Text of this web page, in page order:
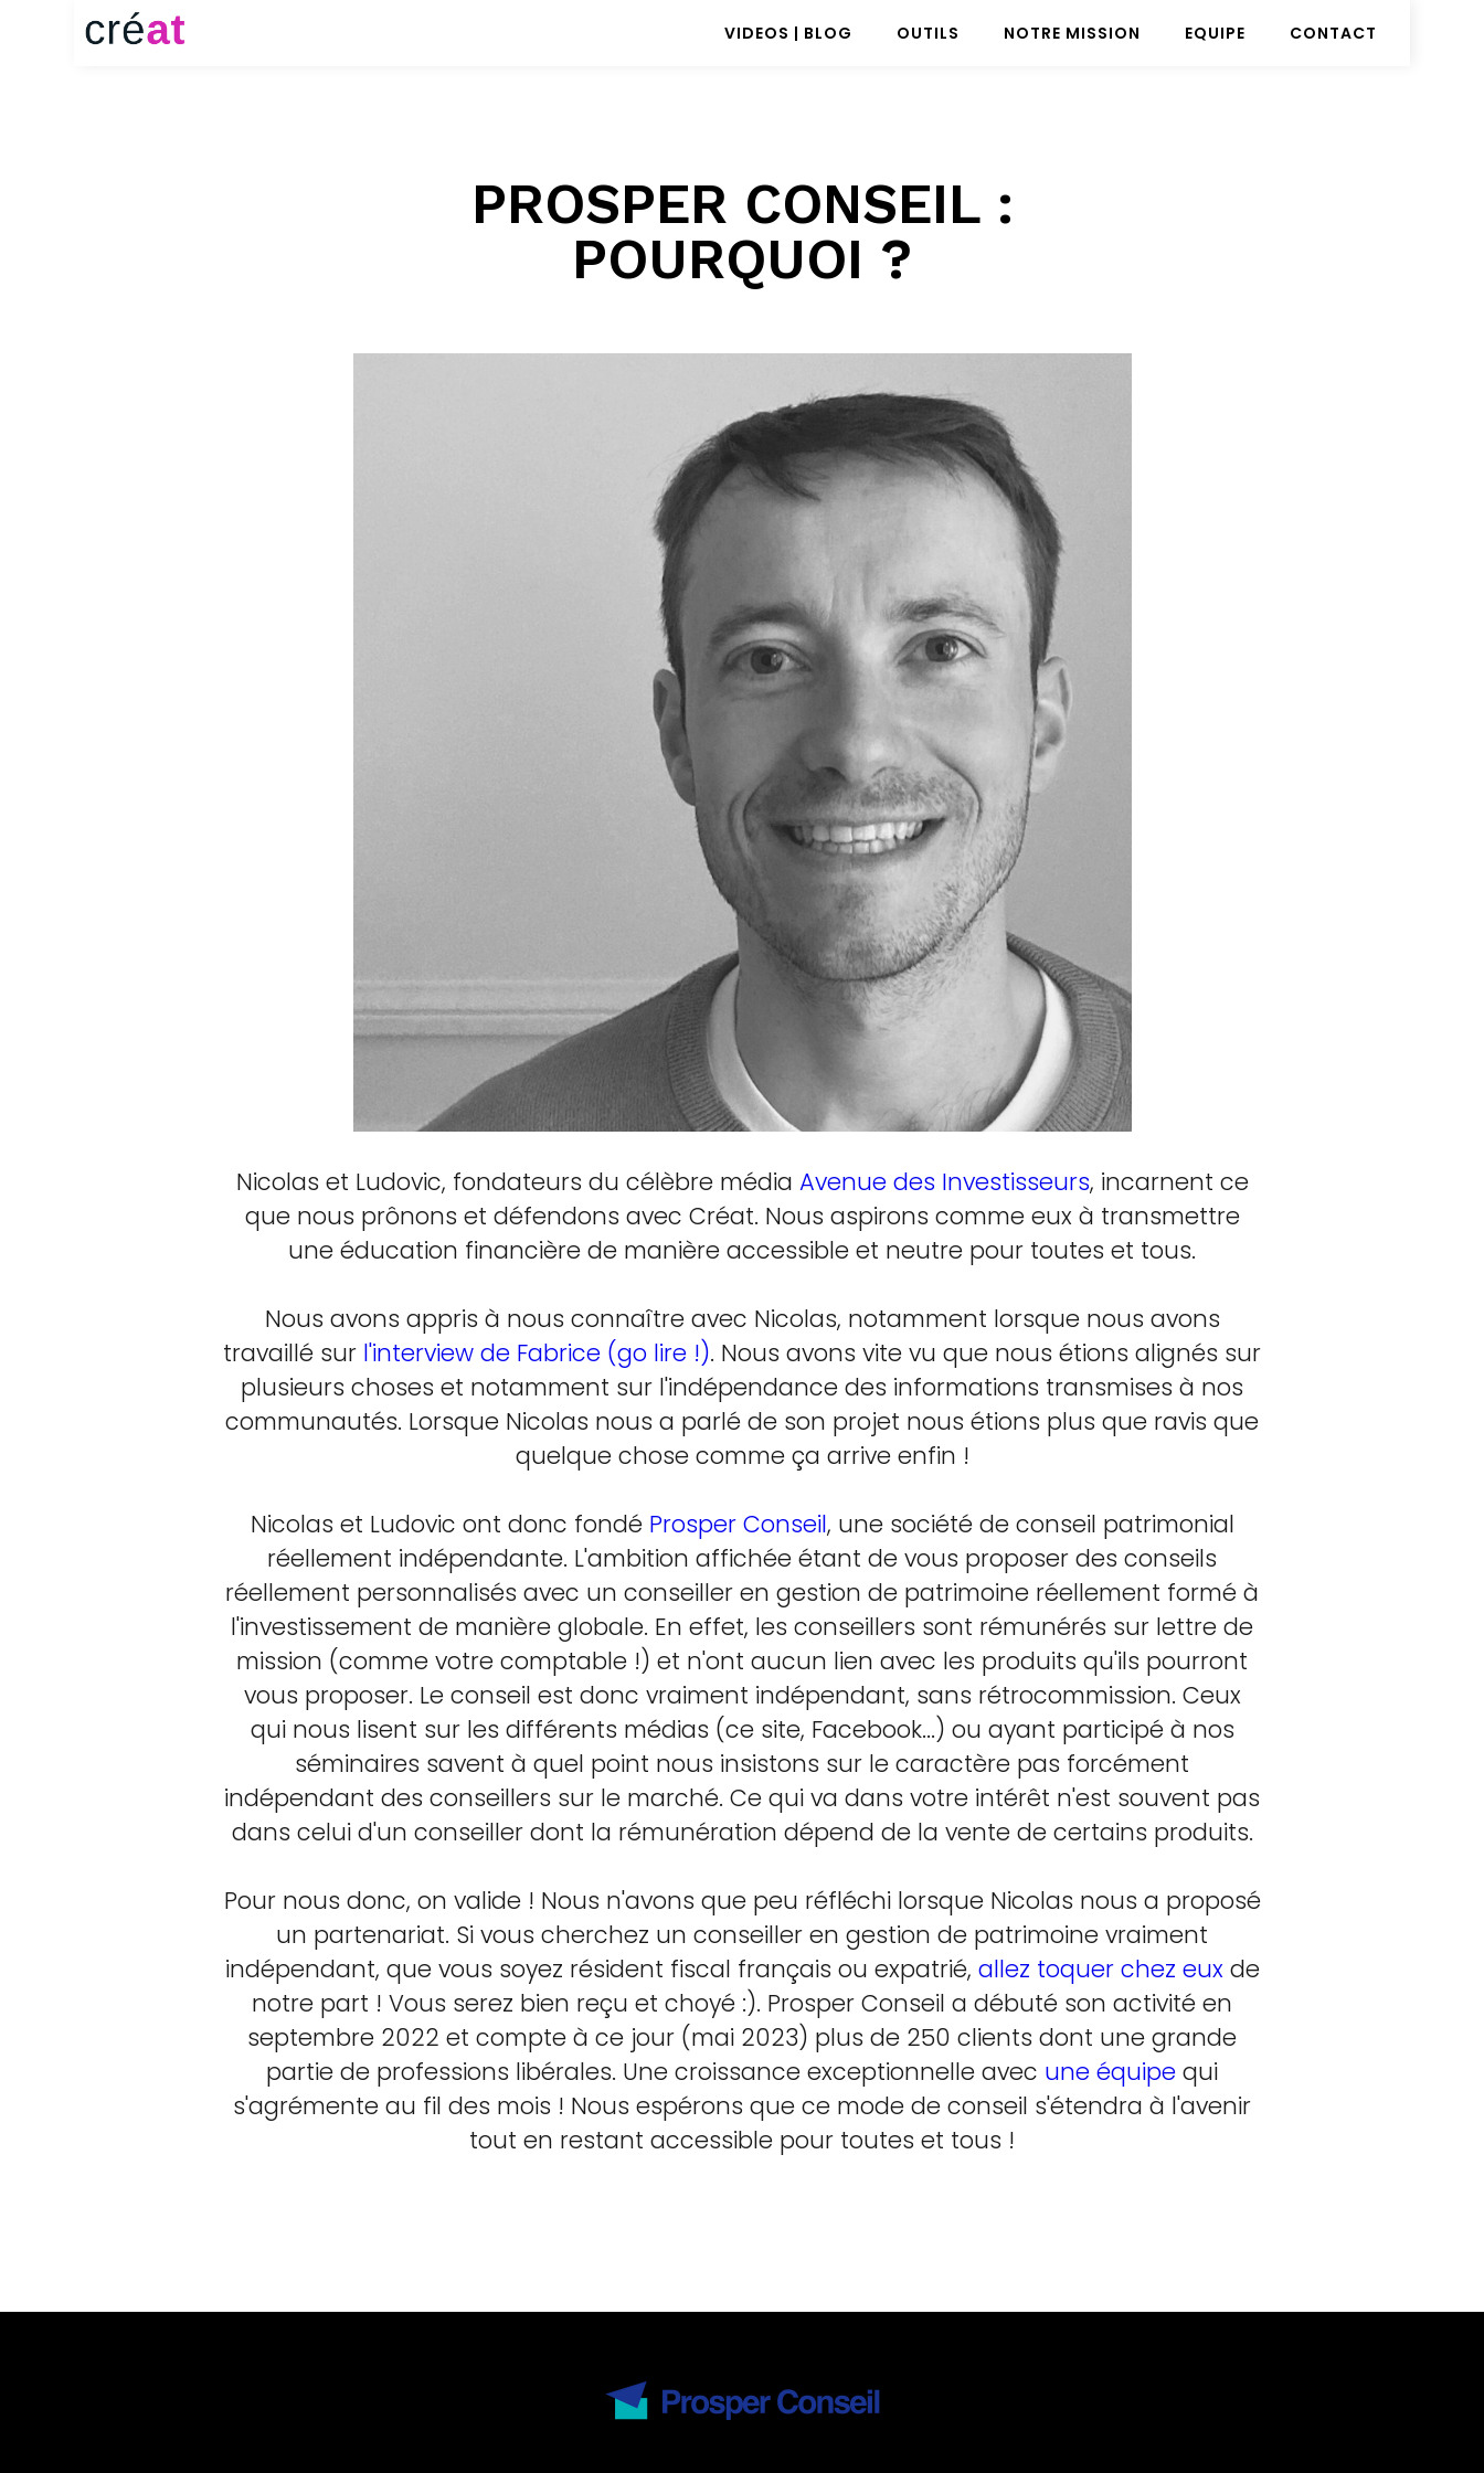
EQUIPE CONTACT
VIDEOS | BLOG OUTILS NOTRE MISSION
PROSPER CONSEIL :
POURQUOI ?
Nicolas et Ludovic, fondateurs du célèbre média Avenue des Investisseurs, incarnent ce
que nous prônons et défendons avec Créat. Nous aspirons comme eux à transmettre
une éducation financière de manière accessible et neutre pour toutes et tous.
Nous avons appris à nous connaître avec Nicolas, notamment lorsque nous avons
travaillé sur l'interview de Fabrice (go lire !). Nous avons vite vu que nous étions alignés sur
plusieurs choses et notamment sur l'indépendance des informations transmises à nos
communautés. Lorsque Nicolas nous a parlé de son projet nous étions plus que ravis que
quelque chose comme ça arrive enfin !
Nicolas et Ludovic ont donc fondé Prosper Conseil, une société de conseil patrimonial
réellement indépendante. L'ambition affichée étant de vous proposer des conseils
réellement personnalisés avec un conseiller en gestion de patrimoine réellement formé à
l'investissement de manière globale. En effet, les conseillers sont rémunérés sur lettre de
mission (comme votre comptable !) et n'ont aucun lien avec les produits qu'ils pourront
vous proposer. Le conseil est donc vraiment indépendant, sans rétrocommission. Ceux
qui nous lisent sur les différents médias (ce site, Facebook...) ou ayant participé à nos
séminaires savent à quel point nous insistons sur le caractère pas forcément
indépendant des conseillers sur le marché. Ce qui va dans votre intérêt n'est souvent pas
dans celui d'un conseiller dont la rémunération dépend de la vente de certains produits.
Pour nous donc, on valide ! Nous n'avons que peu réfléchi lorsque Nicolas nous a proposé
un partenariat. Si vous cherchez un conseiller en gestion de patrimoine vraiment
indépendant, que vous soyez résident fiscal français ou expatrié, allez toquer chez euxde
notre part ! Vous serez bien reçu et choyé :). Prosper Conseil a débuté son activité en
septembre 2022 et compte à ce jour (mai 2023) plus de 250 clients dont une grande
partie de professions libérales. Une croissance exceptionnelle avec une équipe qui
s'agrémente au fil des mois ! Nous espérons que ce mode de conseil s'étendra à l'avenir
tout en restant accessible pour toutes et tous !